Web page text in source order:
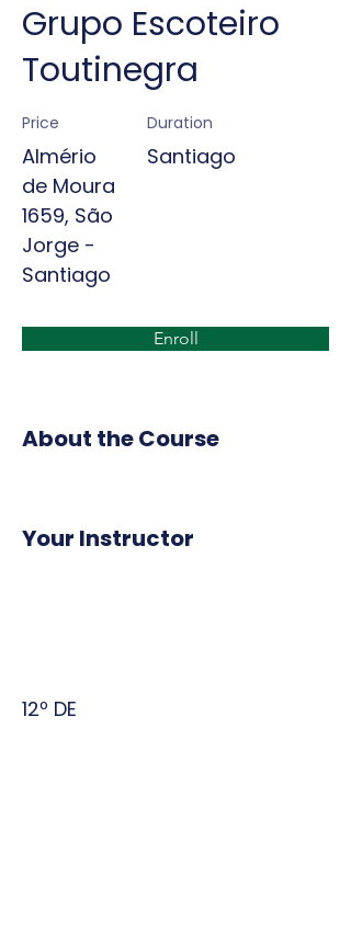
Grupo Escoteiro
Toutinegra
Price
Almério
de Moura
1659, São
Jorge -
Santiago
Duration
Santiago
Enroll
About the Course
Your Instructor
12º DE